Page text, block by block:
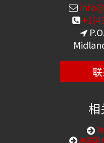
购
美国国